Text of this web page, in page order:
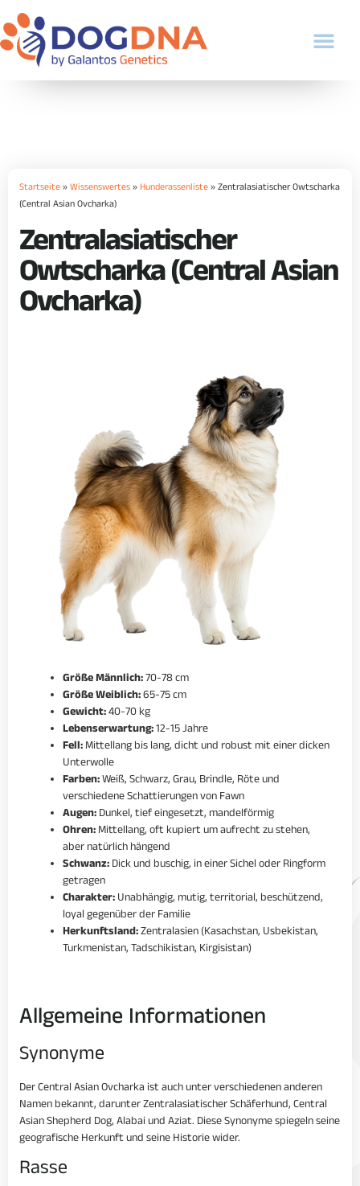
Startseite»Wissenswertes» Hunderassenliste»Zentralasiatischer Owtscharka
(Central Asian Ovcharka)
Zentralasiatischer
Owtscharka (Central Asian
Ovcharka)
Größe Männlich:70-78 cm
Größe Weiblich:65-75 cm
Gewicht:40-70 kg
Lebenserwartung:12-15 Jahre
Fell:Mittellang bis lang, dicht und robust mit einer dicken
Unterwolle
Farben:Weiß, Schwarz, Grau, Brindle, Röte und
verschiedene Schattierungen von Fawn
Augen:Dunkel, tief eingesetzt, mandelförmig
Ohren:Mittellang, oft kupiert um aufrecht zu stehen,
aber natürlich hängend
Schwanz:Dick und buschig, in einer Sichel oder Ringform
getragen
Charakter:Unabhängig, mutig, territorial, beschützend,
loyal gegenüber der Familie
Herkunftsland:Zentralasien (Kasachstan, Usbekistan,
Turkmenistan, Tadschikistan, Kirgisistan)
Allgemeine Informationen
Synonyme
Der Central Asian Ovcharka ist auch unter verschiedenen anderen
Namen bekannt, darunter Zentralasiatischer Schäferhund, Central
Asian Shepherd Dog, Alabai und Aziat. Diese Synonyme spiegeln seine
geografische Herkunft und seine Historie wider.
Rasse